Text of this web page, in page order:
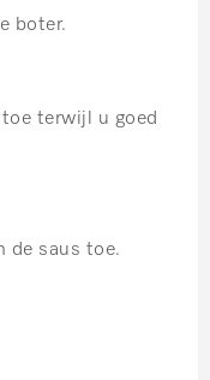
boter.
terwijl u goed
de saus toe.